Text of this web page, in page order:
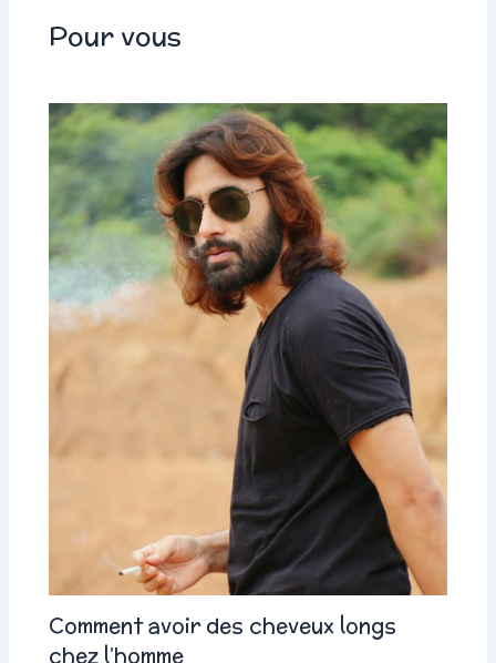
Pour vous
Comment avoir des cheveux longs
chez l’homme